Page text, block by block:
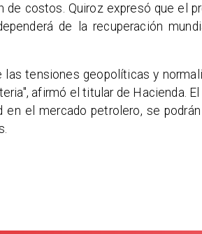
costos. Quiroz expresó que el
de la recuperación
tensiones geopolíticas y
afirmó el titular de Hacienda. El
el mercado petrolero, se